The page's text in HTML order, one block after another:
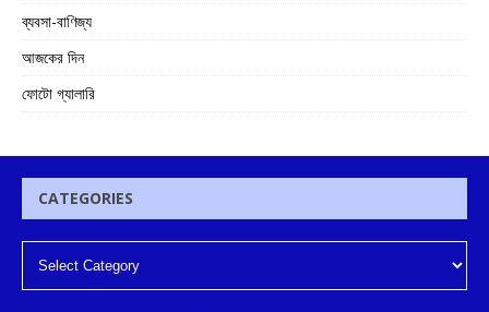
ব্যবসা-বাণিজ্য
আজকের দিন
ফোটো গ্যালারি
CATEGORIES